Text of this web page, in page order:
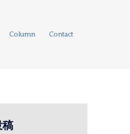
Column Contact